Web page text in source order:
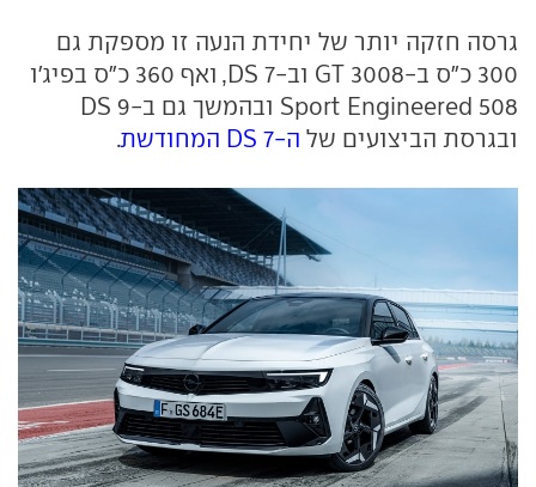
גרסה חזקה יותר של יחידת הנעה זו מספקת גם
300 כ"ס ב-3008 GT וב-DS 7, ואף 360 כ"ס בפיג'ו
508 Sport Engineered ובהמשך גם ב-DS 9
ובגרסת הביצועים של ה-DS 7 המחודשת .